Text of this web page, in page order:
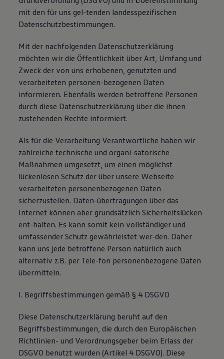
mit den für uns gel-tenden landesspezifischen
Datenschutzbestimmungen.
Mit der nachfolgenden Datenschutzerklärung
möchten wir die Öffentlichkeit über Art, Umfang und
Zweck der von uns erhobenen, genutzten und
verarbeiteten personen-bezogenen Daten
informieren. Ebenfalls werden betroffene Personen
durch diese Datenschutzerklärung über die ihnen
zustehenden Rechte informiert.
Als für die Verarbeitung Verantwortliche haben wir
zahlreiche technische und organi-satorische
Maßnahmen umgesetzt, um einen möglichst
lückenlosen Schutz der über unsere Webseite
verarbeiteten personenbezogenen Daten
sicherzustellen. Daten-übertragungen über das
Internet können aber grundsätzlich Sicherheitslücken
ent-halten. Es kann somit kein vollständiger und
umfassender Schutz gewährleistet wer-den. Daher
kann uns jede betroffene Person natürlich auch
alternativ z.B. per Tele-fon personenbezogene Daten
übermitteln.
I. Begriffsbestimmungen gemäß § 4 DSGVO
Diese Datenschutzerklärung beruht auf den
Begriffsbestimmungen, die durch den Europäischen
Richtlinien- und Verordnungsgeber beim Erlass der
DSGVO benutzt wurden (Artikel 4 DSGVO). Diese